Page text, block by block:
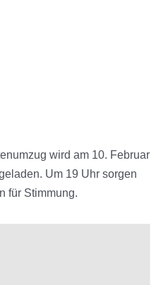
wird am 10. Februar
Um 19 Uhr sorgen
für Stimmung.